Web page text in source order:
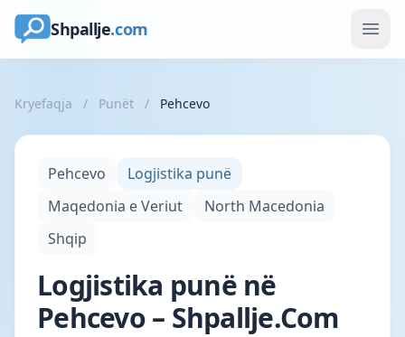
Shpallje.com
Kryefaqja / Punët / Pehcevo
Pehcevo
Logjistika punë
Maqedonia e Veriut
North Macedonia
Shqip
Logjistika punë në
Pehcevo – Shpallje.Com